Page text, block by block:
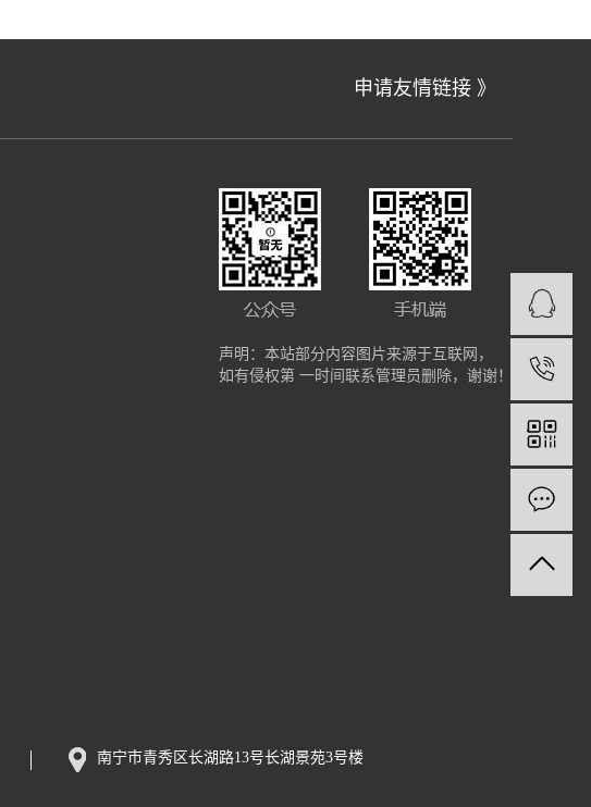
申请友情链接 》
声明：本站部分内容图片来源于互联网，
如有侵权第 一时间联系管理员删除，谢谢！
南宁市青秀区长湖路13号长湖景苑3号楼